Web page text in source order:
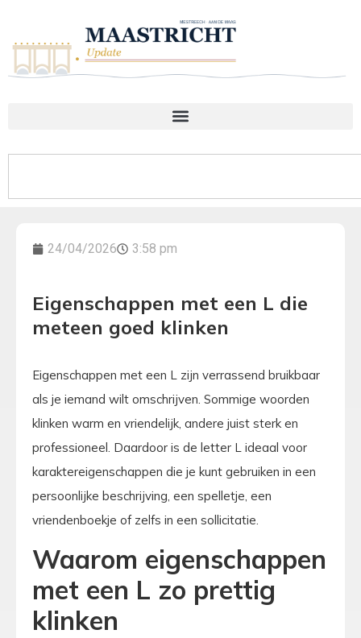
24/04/2026 3:58 pm
Eigenschappen met een L die
meteen goed klinken
Eigenschappen met een L zijn verrassend bruikbaar
als je iemand wilt omschrijven. Sommige woorden
klinken warm en vriendelijk, andere juist sterk en
professioneel. Daardoor is de letter L ideaal voor
karaktereigenschappen die je kunt gebruiken in een
persoonlijke beschrijving, een spelletje, een
vriendenboekje of zelfs in een sollicitatie.
Waarom eigenschappen
met een L zo prettig
klinken